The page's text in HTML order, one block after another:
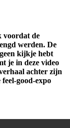
voordat de
werden. De
kijkje hebt
je in deze video
achter zijn
feel-good-expo